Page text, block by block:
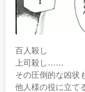
百人殺し
上司殺し……
その圧倒的な凶状
他人様の役に立て